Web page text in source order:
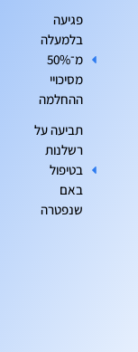
פגיעה
בלמעלה
מ־50%
מסיכויי
ההחלמה
תביעה על
רשלנות
בטיפול
באם
שנפטרה